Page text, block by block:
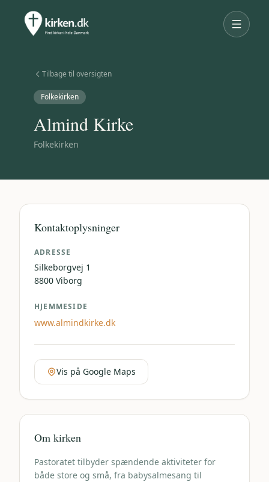
Tilbage til oversigten
Folkekirken
Almind Kirke
Folkekirken
Kontaktoplysninger
ADRESSE
Silkeborgvej 1
8800 Viborg
HJEMMESIDE
www.almindkirke.dk
Vis på Google Maps
Om kirken
Pastoratet tilbyder spændende aktiviteter for
både store og små, fra babysalmesang til